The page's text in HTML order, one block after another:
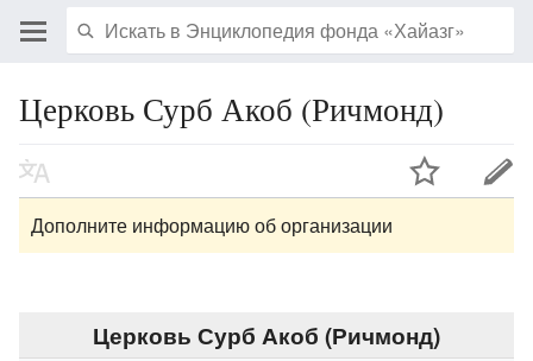
Церковь Сурб Акоб (Ричмонд)
Дополните информацию об организации
Церковь Сурб Акоб (Ричмонд)